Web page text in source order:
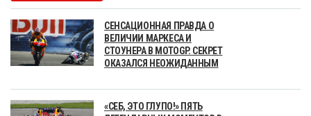
СЕНСАЦИОННАЯ ПРАВДА О
ВЕЛИЧИИ МАРКЕСА И
СТОУНЕРА В MOTOGP. СЕКРЕТ
ОКАЗАЛСЯ НЕОЖИДАННЫМ
«СЕБ, ЭТО ГЛУПО!» ПЯТЬ